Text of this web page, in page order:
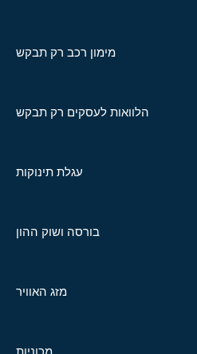
מימון רכב רק תבקש
הלוואות לעסקים רק תבקש
עגלת תינוקות
בורסה ושוק ההון
מזג האוויר
מכוניות